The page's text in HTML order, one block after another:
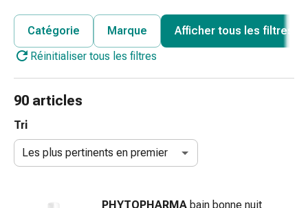
rhume
Maux
bronchite
Inhalateurs
Catégorie Marque
Afficher tous les filtres
Réinitialiser tous les filtres
90 articles
Tri
Les plus pertinents en premier
PHYTOPHARMA bain bonne nuit